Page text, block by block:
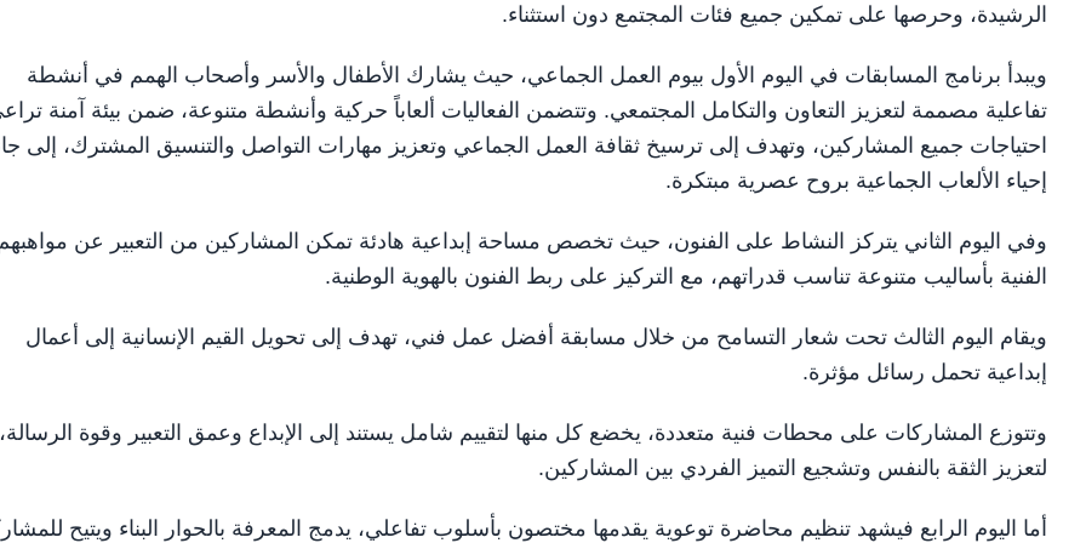
الرشيدة، وحرصها على تمكين جميع فئات المجتمع دون استثناء.
ويبدأ برنامج المسابقات في اليوم الأول بيوم العمل الجماعي، حيث يشارك الأطفال والأسر وأصحاب الهمم في أنشطة
تفاعلية مصممة لتعزيز التعاون والتكامل المجتمعي. وتتضمن الفعاليات ألعاباً حركية وأنشطة متنوعة، ضمن بيئة آمنة
احتياجات جميع المشاركين، وتهدف إلى ترسيخ ثقافة العمل الجماعي وتعزيز مهارات التواصل والتنسيق المشترك، إلى
إحياء الألعاب الجماعية بروح عصرية مبتكرة.
وفي اليوم الثاني يتركز النشاط على الفنون، حيث تخصص مساحة إبداعية هادئة تمكن المشاركين من التعبير عن مواهبهم
الفنية بأساليب متنوعة تناسب قدراتهم، مع التركيز على ربط الفنون بالهوية الوطنية.
ويقام اليوم الثالث تحت شعار التسامح من خلال مسابقة أفضل عمل فني، تهدف إلى تحويل القيم الإنسانية إلى أعمال
إبداعية تحمل رسائل مؤثرة.
وتتوزع المشاركات على محطات فنية متعددة، يخضع كل منها لتقييم شامل يستند إلى الإبداع وعمق التعبير وقوة الرسالة،
لتعزيز الثقة بالنفس وتشجيع التميز الفردي بين المشاركين.
أما اليوم الرابع فيشهد تنظيم محاضرة توعوية يقدمها مختصون بأسلوب تفاعلي، يدمج المعرفة بالحوار البناء ويتيح